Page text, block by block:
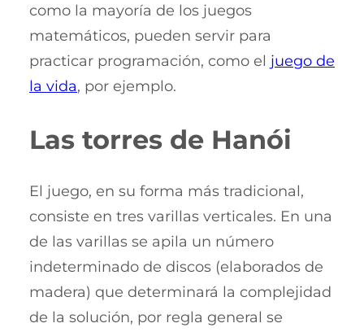
como la mayoría de los juegos
matemáticos, pueden servir para
practicar programación, como el juego de
la vida, por ejemplo.
Las torres de Hanói
El juego, en su forma más tradicional,
consiste en tres varillas verticales. En una
de las varillas se apila un número
indeterminado de discos (elaborados de
madera) que determinará la complejidad
de la solución, por regla general se